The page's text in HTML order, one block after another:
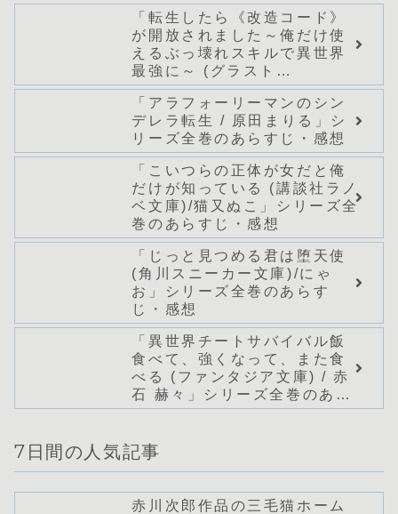
すじ・感想
「転生したら《改造コード》
が開放されました～俺だけ使
えるぶっ壊れスキルで異世界
最強に～ (グラスト
NOVELS)/どまどま」シリー
ズ全巻のあらすじ・感想
「アラフォーリーマンのシン
デレラ転生 / 原田まりる」シ
リーズ全巻のあらすじ・感想
「こいつらの正体が女だと俺
だけが知っている (講談社ラノ
ベ文庫)/猫又ぬこ」シリーズ全
巻のあらすじ・感想
「じっと見つめる君は堕天使
(角川スニーカー文庫)/にゃ
お」シリーズ全巻のあらす
じ・感想
「異世界チートサバイバル飯
食べて、強くなって、また食
べる (ファンタジア文庫) / 赤
石 赫々」シリーズ全巻のあら
すじ・感想
7日間の人気記事
赤川次郎作品の三毛猫ホーム